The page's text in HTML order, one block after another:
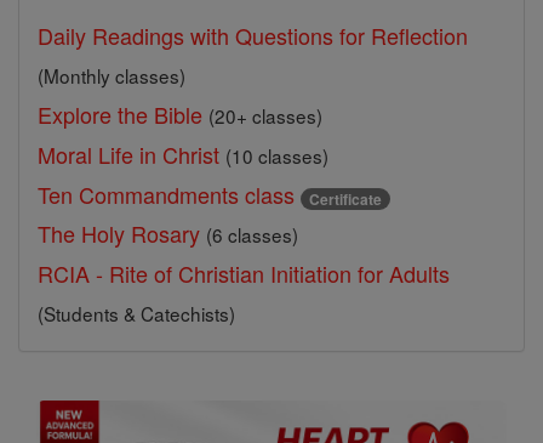
Daily Readings with Questions for Reflection
(Monthly classes)
Explore the Bible (20+ classes)
Moral Life in Christ (10 classes)
Ten Commandments class Certificate
The Holy Rosary (6 classes)
RCIA - Rite of Christian Initiation for Adults
(Students & Catechists)